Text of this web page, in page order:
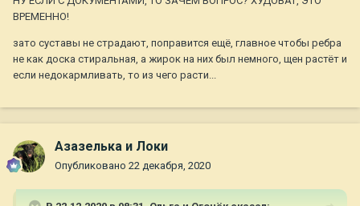
ВРЕМЕННО!
зато суставы не страдают, поправится ещё, главное чтобы ребра
не как доска стиральная, а жирок на них был немного, щен растёт и
если недокармливать, то из чего расти...
Азазелька и Локи
Опубликовано 22 декабря, 2020